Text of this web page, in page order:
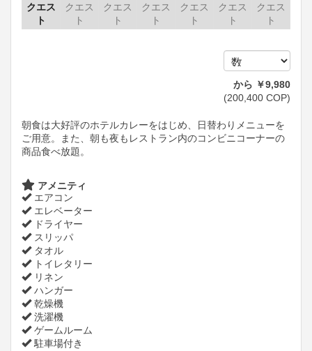
クエス
ト
クエス
ト
クエス
ト
クエス
ト
クエス
ト
クエス
ト
クエス
ト
から ￥9,980
(200,400 COP)
朝食は大好評のホテルカレーをはじめ、日替わりメニューを
ご用意。また、朝も夜もレストラン内のコンビニコーナーの
商品食べ放題。
アメニティ
エアコン
エレベーター
ドライヤー
スリッパ
タオル
トイレタリー
リネン
ハンガー
乾燥機
洗濯機
ゲームルーム
駐車場付き